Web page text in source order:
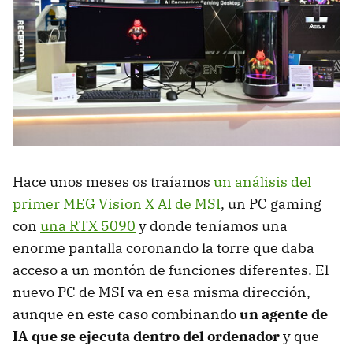
Hace unos meses os traíamos un análisis del
primer MEG Vision X AI de MSI, un PC gaming
con una RTX 5090 y donde teníamos una
enorme pantalla coronando la torre que daba
acceso a un montón de funciones diferentes. El
nuevo PC de MSI va en esa misma dirección,
aunque en este caso combinandoun agente de
IA que se ejecuta dentro del ordenadory que